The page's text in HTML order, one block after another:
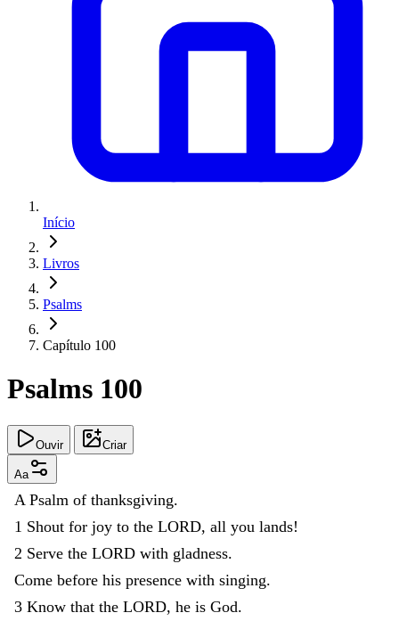
Início
Livros
Psalms
Capítulo 100
Psalms 100
Ouvir Criar
Aa
A Psalm of thanksgiving.
1 Shout for joy to the LORD, all you lands!
2 Serve the LORD with gladness.
Come before his presence with singing.
3 Know that the LORD, he is God.